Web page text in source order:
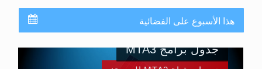
هذا الأسبوع على الفضائية
جدول برامج MTA3